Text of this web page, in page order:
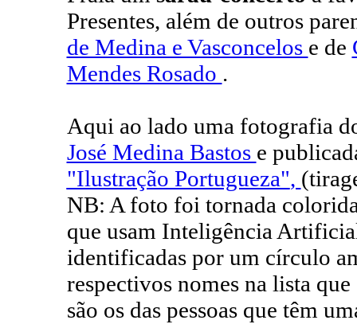
Presentes, além de outros
de Medina e Vasconcelos e de
Mendes Rosado .
Aqui ao lado uma fotografia
José Medina Bastos e
"Ilustração Portugueza",
NB: A foto foi tornada
que usam Inteligência
identificadas por um círculo
respectivos nomes na lista
são os das pessoas que têm